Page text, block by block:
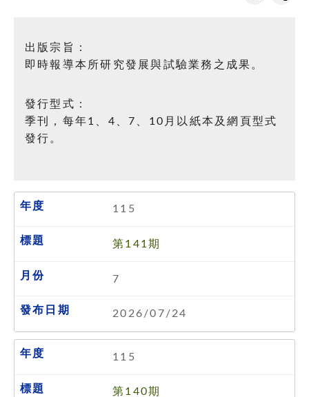
出版宗旨：
即時報導本所研究發展與試驗業務之成果。
發行型式：
季刊，每年1、4、7、10月以紙本及網頁型式
發行。
115
第141期
7
2026/07/24
115
第140期